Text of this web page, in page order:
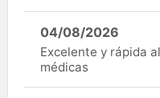
04/08/2026
Excelente y rápida
médicas